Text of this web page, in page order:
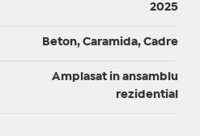
2025
Beton, Caramida, Cadre
Amplasat in ansamblu
rezidential